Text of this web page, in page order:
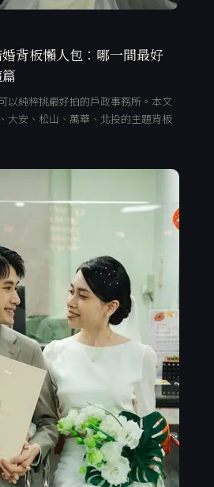
背板懶人包：哪一間最好
以純粹挑最好拍的戶政事務所。本文
大安、松山、萬華、北投的主題背板